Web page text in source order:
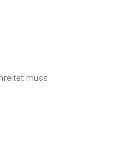
muss